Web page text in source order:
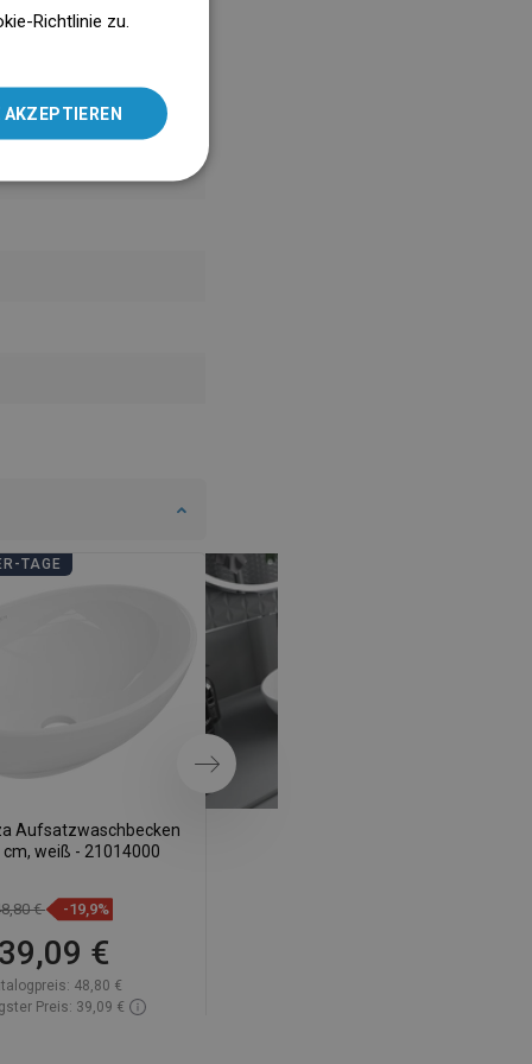
TAGE
Aufsatzwaschbecken
cm, weiß - 21014000
€ -19,9%
39,09 €
48,80 €
Preis: 39,09 €
BADEZIMMER-TAGE
Weiter
LITHUANIAN
ROMANIAN
Richtlinie zu.
AKZEPTIEREN